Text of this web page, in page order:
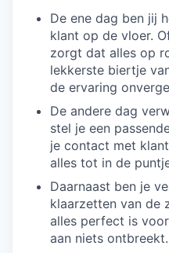
De ene dag ben jij
klant op de vloer.
zorgt dat alles op
lekkerste biertje
de ervaring
De andere dag
stel je een
je contact met
alles tot in de
Daarnaast ben je
klaarzetten van de
alles perfect is
aan niets ontbreekt.